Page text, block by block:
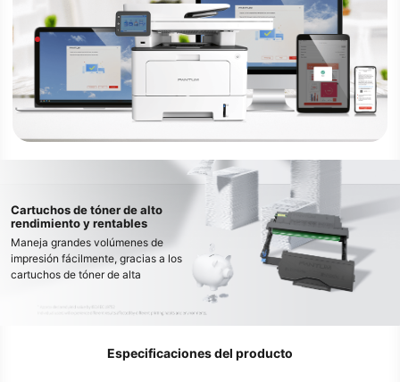
Cartuchos de tóner de alto
rendimiento y rentables
Maneja grandes volúmenes de
impresión fácilmente, gracias a los
cartuchos de tóner de alta
hasta 15 000* páginas, lo que
Especificaciones del producto